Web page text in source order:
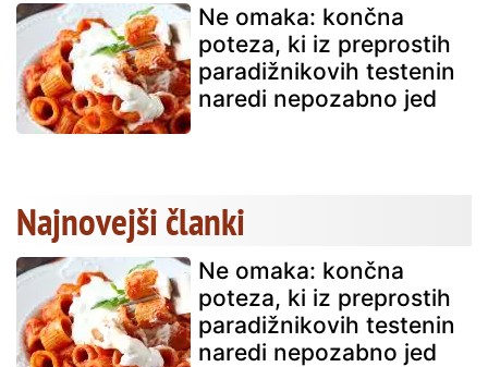
Ne omaka: končna
poteza, ki iz preprostih
paradižnikovih testenin
naredi nepozabno jed
Najnovejši članki
Ne omaka: končna
poteza, ki iz preprostih
paradižnikovih testenin
naredi nepozabno jed